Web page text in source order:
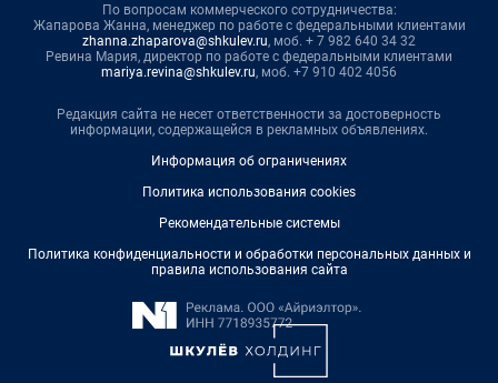
По вопросам коммерческого сотрудничества:
Жапарова Жанна, менеджер по работе с федеральными клиентами
zhanna.zhaparova@shkulev.ru, моб. + 7 982 640 34 32
Ревина Мария, директор по работе с федеральными клиентами
mariya.revina@shkulev.ru, моб. +7 910 402 4056
Редакция сайта не несет ответственности за достоверность
информации, содержащейся в рекламных объявлениях.
Информация об ограничениях
Политика использования cookies
Рекомендательные системы
Политика конфиденциальности и обработки персональных данных и
правила использования сайта